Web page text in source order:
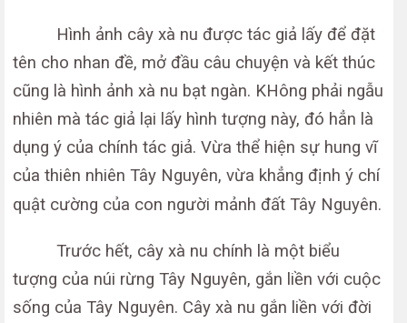
Hình ảnh cây xà nu được tác giả lấy để đặt
tên cho nhan đề, mở đầu câu chuyện và kết thúc
cũng là hình ảnh xà nu bạt ngàn. KHông phải ngẫu
nhiên mà tác giả lại lấy hình tượng này, đó hẳn là
dụng ý của chính tác giả. Vừa thể hiện sự hung vĩ
của thiên nhiên Tây Nguyên, vừa khẳng định ý chí
quật cường của con người mảnh đất Tây Nguyên.
Trước hết, cây xà nu chính là một biểu
tượng của núi rừng Tây Nguyên, gắn liền với cuộc
sống của Tây Nguyên. Cây xà nu gắn liền với đời